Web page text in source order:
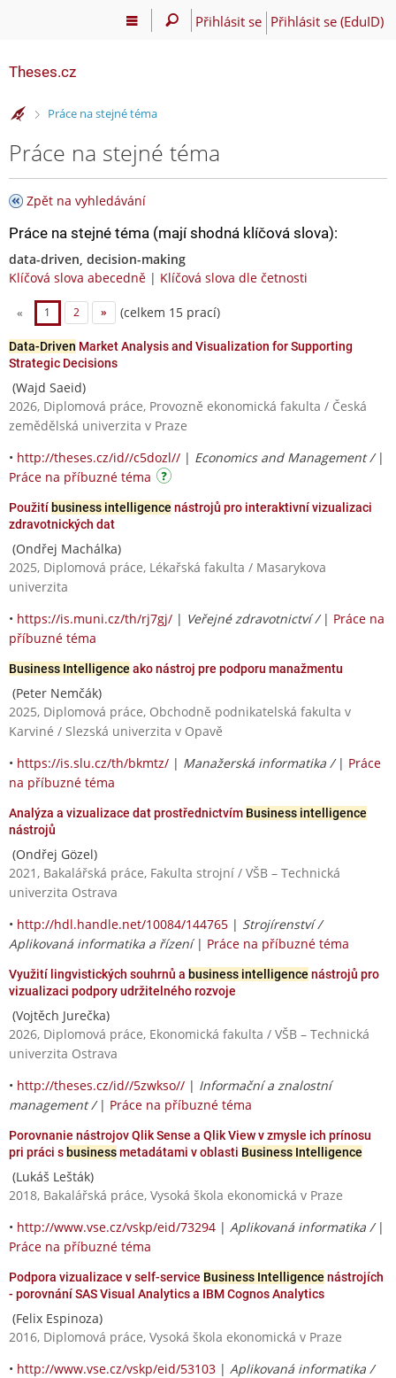
Přihlásit se Přihlásit se (EduID)
Theses.cz
>Práce na stejné téma
Práce na stejné téma
Zpět na vyhledávání
Práce na stejné téma (mají shodná klíčová slova):
data-driven, decision-making
Klíčová slova abecedně | Klíčová slova dle četnosti
« 1 2 » (celkem 15 prací)
Data-Driven Market Analysis and Visualization for Supporting
Strategic Decisions
(Wajd Saeid)
2026, Diplomová práce, Provozně ekonomická fakulta / Česká
zemědělská univerzita v Praze
• http://theses.cz/id//c5dozl// | Economics and Management / |
Práce na příbuzné téma
Použití business intelligence nástrojů pro interaktivní vizualizaci
zdravotnických dat
(Ondřej Machálka)
2025, Diplomová práce, Lékařská fakulta / Masarykova
univerzita
• https://is.muni.cz/th/rj7gj/ | Veřejné zdravotnictví / | Práce na
příbuzné téma
Business Intelligence ako nástroj pre podporu manažmentu
(Peter Nemčák)
2025, Diplomová práce, Obchodně podnikatelská fakulta v
Karviné / Slezská univerzita v Opavě
• https://is.slu.cz/th/bkmtz/ | Manažerská informatika / | Práce
na příbuzné téma
Analýza a vizualizace dat prostřednictvím Business intelligence
nástrojů
(Ondřej Gözel)
2021, Bakalářská práce, Fakulta strojní / VŠB – Technická
univerzita Ostrava
• http://hdl.handle.net/10084/144765 | Strojírenství /
Aplikovaná informatika a řízení| Práce na příbuzné téma
Využití lingvistických souhrnů a business intelligence nástrojů pro
vizualizaci podpory udržitelného rozvoje
(Vojtěch Jurečka)
2026, Diplomová práce, Ekonomická fakulta / VŠB – Technická
univerzita Ostrava
• http://theses.cz/id//5zwkso// | Informační a znalostní
management / | Práce na příbuzné téma
Porovnanie nástrojov Qlik Sense a Qlik View v zmysle ich prínosu
pri práci s businessmetadátami v oblasti Business Intelligence
(Lukáš Lešták)
2018, Bakalářská práce, Vysoká škola ekonomická v Praze
• http://www.vse.cz/vskp/eid/73294 | Aplikovaná informatika / |
Práce na příbuzné téma
Podpora vizualizace v self-service Business Intelligence nástrojích
- porovnání SAS Visual Analytics a IBM Cognos Analytics
(Felix Espinoza)
2016, Diplomová práce, Vysoká škola ekonomická v Praze
• http://www.vse.cz/vskp/eid/53103 | Aplikovaná informatika /